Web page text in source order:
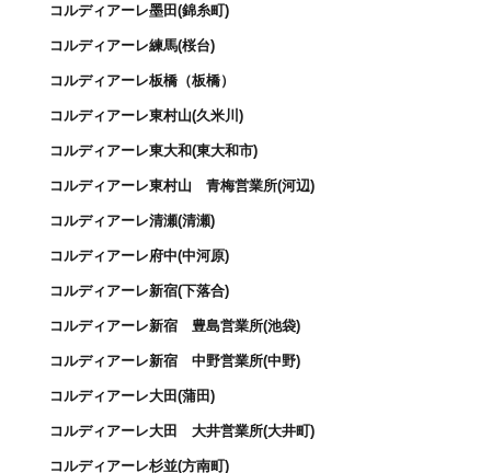
コルディアーレ墨田(錦糸町)
コルディアーレ練馬(桜台)
コルディアーレ板橋（板橋）
コルディアーレ東村山(久米川)
コルディアーレ東大和(東大和市)
コルディアーレ東村山 青梅営業所(河辺)
コルディアーレ清瀬(清瀬)
コルディアーレ府中(中河原)
コルディアーレ新宿(下落合)
コルディアーレ新宿 豊島営業所(池袋)
コルディアーレ新宿 中野営業所(中野)
コルディアーレ大田(蒲田)
コルディアーレ大田 大井営業所(大井町)
コルディアーレ杉並(方南町)